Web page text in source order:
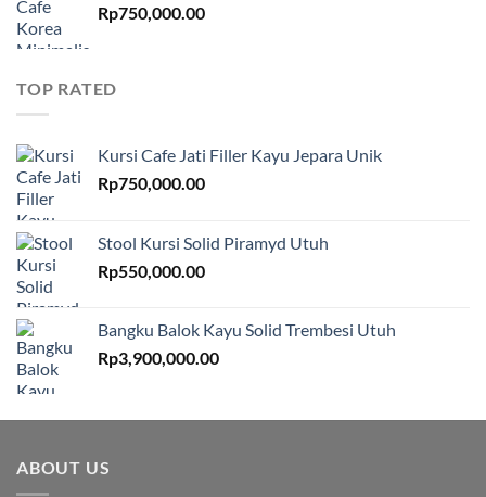
Rp750,000.00
TOP RATED
Kursi Cafe Jati Filler Kayu Jepara Unik
Rp750,000.00
Stool Kursi Solid Piramyd Utuh
Rp550,000.00
Bangku Balok Kayu Solid Trembesi Utuh
Rp3,900,000.00
ABOUT US